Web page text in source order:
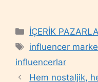
Categories
İÇERİK
Tags
influencer
influencerlar
Hem nostaljik,